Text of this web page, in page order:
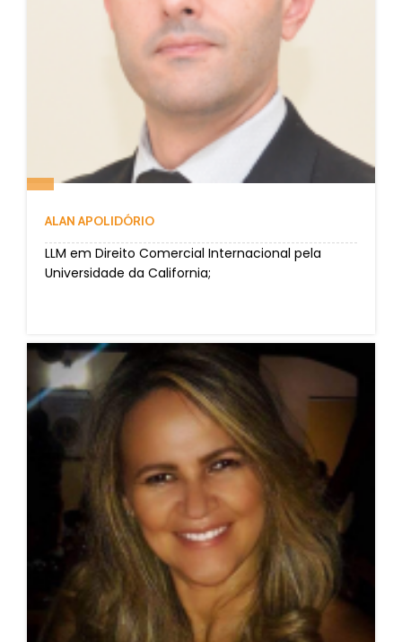
ALAN APOLIDÓRIO
LLM em Direito Comercial Internacional pela
Universidade da California;